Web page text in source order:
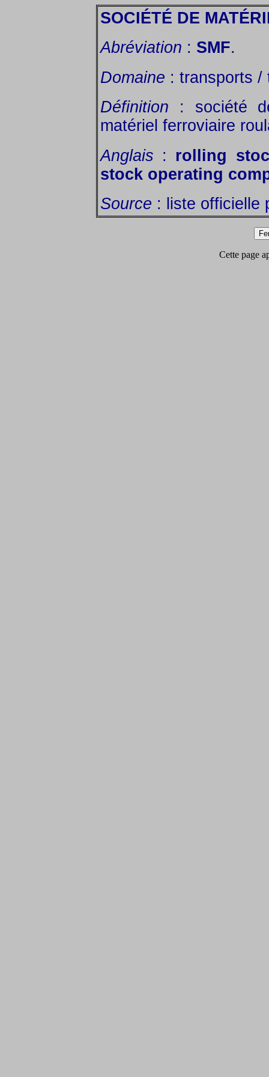
SOCIÉTÉ DE
Abréviation : SMF.
Domaine : transports /
Définition : société
matériel ferroviaire
Anglais : rolling
stock operating
Source : liste officielle
Cette page